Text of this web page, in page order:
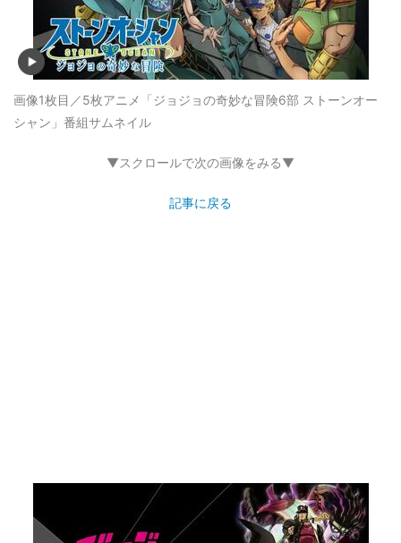
画像1枚目／5枚アニメ「ジョジョの奇妙な冒険6部 ストーンオー
シャン」番組サムネイル
▼スクロールで次の画像をみる▼
記事に戻る